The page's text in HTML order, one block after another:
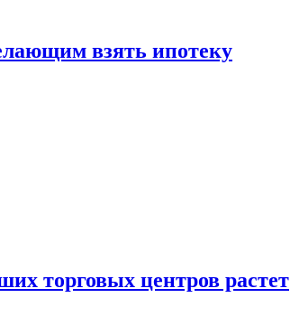
взять ипотеку
торговых центров растет